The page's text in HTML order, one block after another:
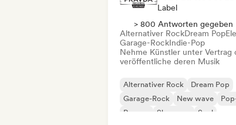
Label
> 800 Antworten gegeben
Alternativer RockDream Pop
Garage-RockIndie-Pop
Nehme Künstler unter Vertrag
veröffentliche deren Musik
Alternativer Rock
Dream Pop
Garage-Rock
New wave
Reggae
Shoegaze Soul